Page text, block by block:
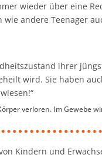
wieder über eine
andere Teenager
ihrer
wird. Sie haben
verloren. Im Gewebe
Kindern und